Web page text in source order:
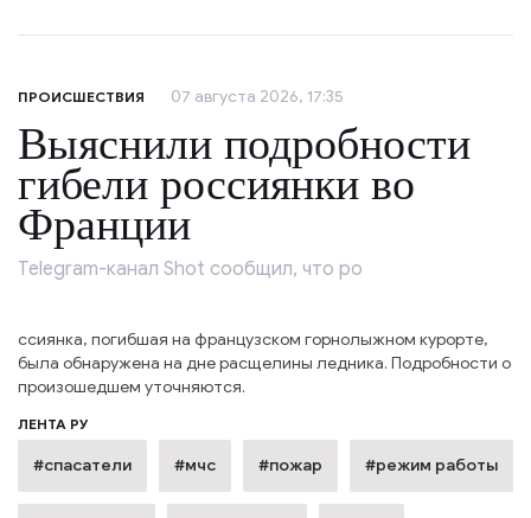
ПРОИСШЕСТВИЯ 07 августа 2026, 17:35
Выяснили подробности
гибели россиянки во
Франции
Telegram-канал Shot сообщил, что ро
ссиянка, погибшая на французском горнолыжном курорте,
была обнаружена на дне расщелины ледника. Подробности о
произошедшем уточняются.
ЛЕНТА РУ
#спасатели #мчс #пожар #режим работы